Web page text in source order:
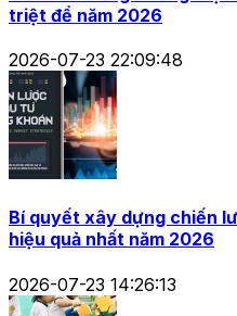
triệt để năm 2026
2026-07-23 22:09:48
Bí quyết xây dựng chiến
hiệu quả nhất năm 2026
2026-07-23 14:26:13